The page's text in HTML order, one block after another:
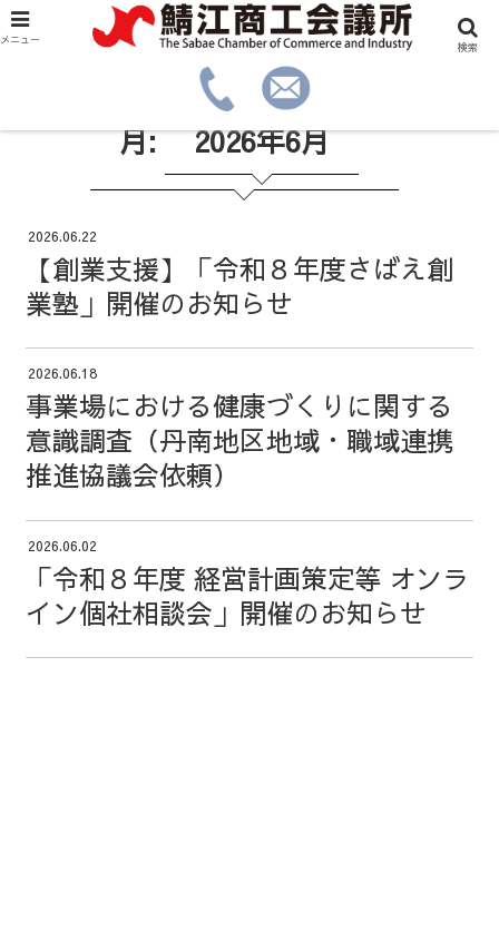
月: 2026年6月
2026.06.22
【創業支援】「令和８年度さばえ創
業塾」開催のお知らせ
2026.06.18
事業場における健康づくりに関する
意識調査（丹南地区地域・職域連携
推進協議会依頼）
2026.06.02
「令和８年度 経営計画策定等 オンラ
イン個社相談会」開催のお知らせ
メニュー
検索